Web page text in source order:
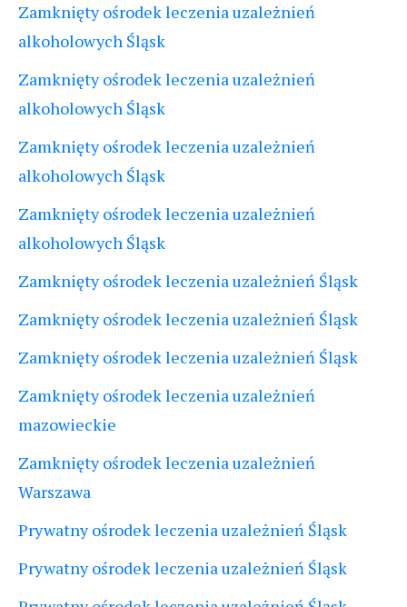
Zamknięty ośrodek leczenia uzależnień
alkoholowych Śląsk
Zamknięty ośrodek leczenia uzależnień
alkoholowych Śląsk
Zamknięty ośrodek leczenia uzależnień
alkoholowych Śląsk
Zamknięty ośrodek leczenia uzależnień
alkoholowych Śląsk
Zamknięty ośrodek leczenia uzależnień Śląsk
Zamknięty ośrodek leczenia uzależnień Śląsk
Zamknięty ośrodek leczenia uzależnień Śląsk
Zamknięty ośrodek leczenia uzależnień
mazowieckie
Zamknięty ośrodek leczenia uzależnień
Warszawa
Prywatny ośrodek leczenia uzależnień Śląsk
Prywatny ośrodek leczenia uzależnień Śląsk